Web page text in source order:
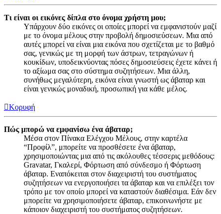
Τι είναι οι εικόνες δίπλα στο όνομα χρήστη μου;
Υπάρχουν δύο εικόνες οι οποίες μπορεί να εμφανιστούν μαζί
με το όνομα μέλους στην προβολή δημοσιεύσεων. Μια από
αυτές μπορεί να είναι μια εικόνα που σχετίζεται με το βαθμό
σας, γενικώς με τη μορφή των άστρων, τετραγώνων ή
κουκίδων, υποδεικνύοντας πόσες δημοσιεύσεις έχετε κάνει ή
το αξίωμα σας στο σύστημα συζητήσεων. Μια άλλη,
συνήθως μεγαλύτερη, εικόνα είναι γνωστή ως άβαταρ και
είναι γενικώς μοναδική, προσωπική για κάθε μέλος.
Κορυφή
Πώς μπορώ να εμφανίσω ένα άβαταρ;
Μέσα στον Πίνακα Ελέγχου Μέλους, στην καρτέλα
“Προφίλ”, μπορείτε να προσθέσετε ένα άβαταρ,
χρησιμοποιώντας μια από τις ακόλουθες τέσσερις μεθόδους:
Gravatar, Γκαλερί, Φόρτωση από σύνδεσμο ή Φόρτωση
άβαταρ. Εναπόκειται στον διαχειριστή του συστήματος
συζητήσεων να ενεργοποιήσει τα άβαταρ και να επιλέξει τον
τρόπο με τον οποίο μπορεί να καταστούν διαθέσιμα. Εάν δεν
μπορείτε να χρησιμοποιήσετε άβαταρ, επικοινωνήστε με
κάποιον διαχειριστή του συστήματος συζητήσεων.